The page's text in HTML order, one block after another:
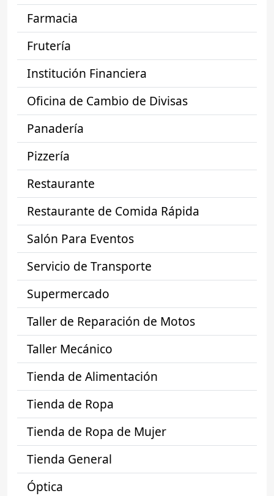
Farmacia
Frutería
Institución Financiera
Oficina de Cambio de Divisas
Panadería
Pizzería
Restaurante
Restaurante de Comida Rápida
Salón Para Eventos
Servicio de Transporte
Supermercado
Taller de Reparación de Motos
Taller Mecánico
Tienda de Alimentación
Tienda de Ropa
Tienda de Ropa de Mujer
Tienda General
Óptica